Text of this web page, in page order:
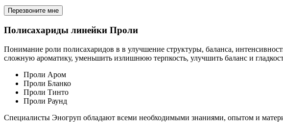
Полисахариды линейки Проли
Понимание роли полисахаридов в в улучшение структуры, баланса,
сложную ароматику, уменьшить излишнюю терпкость, улучшить баланс и
Проли Аром
Проли Бланко
Проли Тинто
Проли Раунд
Специалисты Эногруп обладают всеми необходимыми знаниями, опытом и